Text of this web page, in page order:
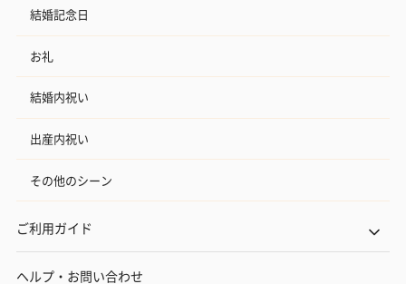
結婚記念日
お礼
結婚内祝い
出産内祝い
その他のシーン
ご利用ガイド
ヘルプ・お問い合わせ